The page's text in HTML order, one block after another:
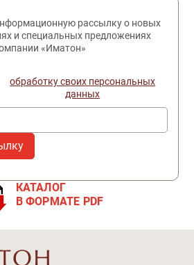
рассылку о новых
и специальных предложениях
«Иматон»
обработку своих персональных
данных
КАТАЛОГ
В ФОРМАТЕ PDF